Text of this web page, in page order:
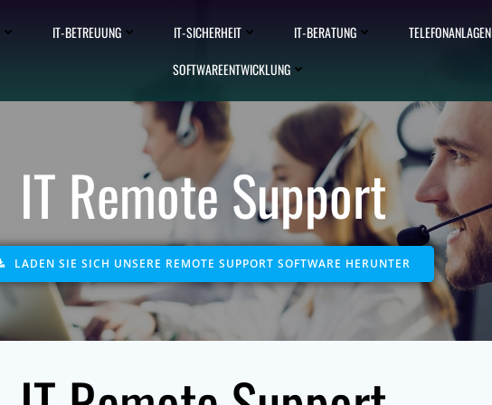
IT-BETREUUNG IT-SICHERHEIT IT-BERATUNG
TELEFONANLAGEN
SOFTWAREENTWICKLUNG
IT Remote Support
LADEN SIE SICH UNSERE REMOTE SUPPORT SOFTWARE HERUNTER